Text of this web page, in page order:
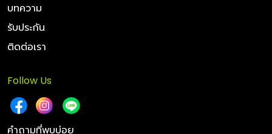
บทความ
รับประกัน
ติดต่อเรา
Follow Us
คำถามที่พบบ่อย